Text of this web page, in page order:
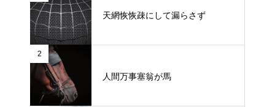
天網恢恢疎にして漏らさず
2
人間万事塞翁が馬